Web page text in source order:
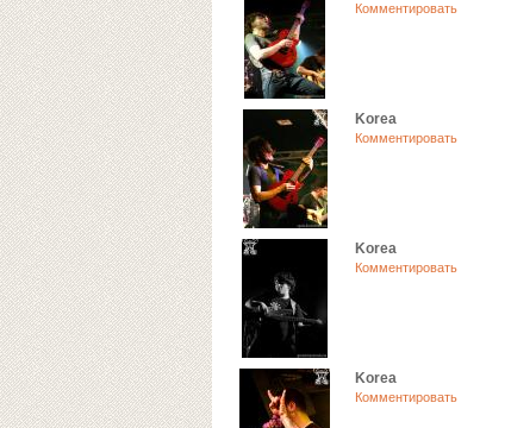
Комментировать
Korea
Комментировать
Korea
Комментировать
Korea
Комментировать